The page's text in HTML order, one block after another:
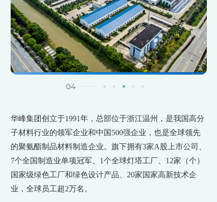
04
华峰集团创立于1991年，总部位于浙江温州，是我国高分
子材料行业的领军企业和中国500强企业，也是全球领先
的聚氨酯制品材料制造企业。旗下拥有3家A股上市公司、
7个全国制造业单项冠军、1个全球灯塔工厂、12家（个）
国家级绿色工厂和绿色设计产品、20家国家高新技术企
业，全球员工超2万名。